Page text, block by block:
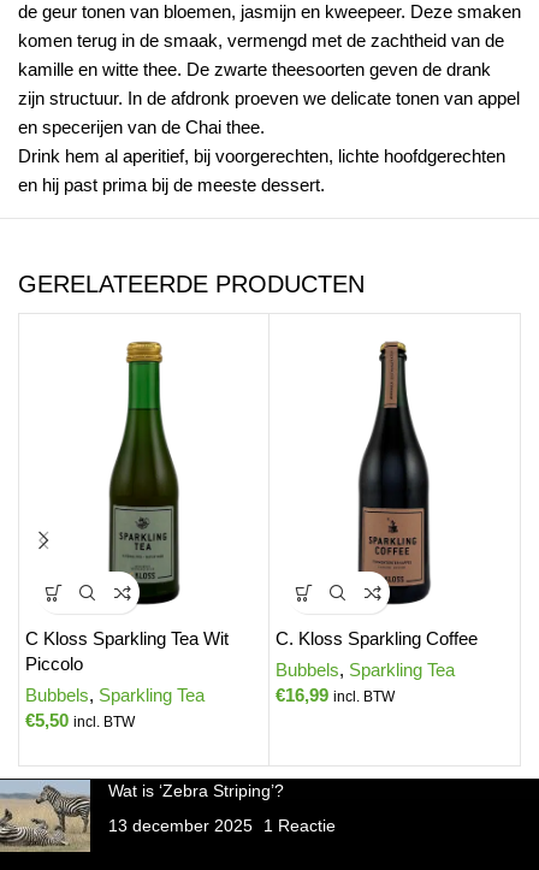
de geur tonen van bloemen, jasmijn en kweepeer. Deze smaken
komen terug in de smaak, vermengd met de zachtheid van de
kamille en witte thee. De zwarte theesoorten geven de drank
zijn structuur. In de afdronk proeven we delicate tonen van appel
en specerijen van de Chai thee.
Drink hem al aperitief, bij voorgerechten, lichte hoofdgerechten
en hij past prima bij de meeste dessert.
GERELATEERDE PRODUCTEN
C Kloss Sparkling Tea Wit
Piccolo
Bubbels, Sparkling Tea
€5,50 incl. BTW
C. Kloss Sparkling Coffee
Bubbels, Sparkling Tea
€16,99 incl. BTW
Wat is ‘Zebra Striping’?
13 december 2025
1 Reactie